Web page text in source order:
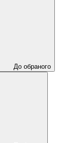
До обраного